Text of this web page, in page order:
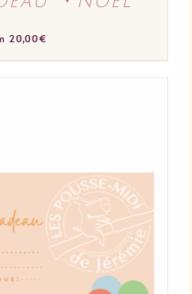
20,00€
OPTIONSCE
PRODUIT
A
PLUSIEURS
VARIATIONS.